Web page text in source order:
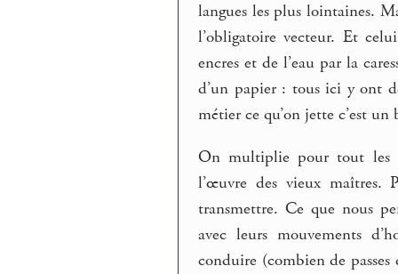
langues les plus lointaines.
l’obligatoire vecteur. Et
encres et de l’eau par la
d’un papier : tous ici y ont
métier ce qu’on jette c’est
On multiplie pour tout les
l’œuvre des vieux maîtres.
transmettre. Ce que nous
avec leurs mouvements
conduire (combien de